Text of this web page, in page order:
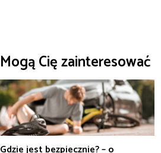
Mogą Cię zainteresować
Gdzie jest bezpiecznie? – o